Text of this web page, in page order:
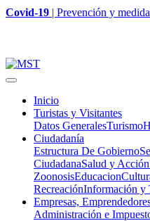
Covid-19 | Prevención y
Inicio
Turistas y Visitantes
Datos GeneralesTurismo
Ciudadanía
Estructura De Gobierno
CiudadanaSalud y
ZoonosisEducacion
RecreaciónInformación y
Empresas,
Administración e